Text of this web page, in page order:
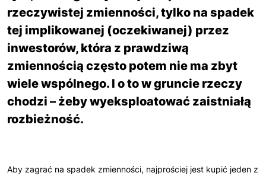
rzeczywistej zmienności, tylko na spadek
tej implikowanej (oczekiwanej) przez
inwestorów, która z prawdziwą
zmiennością często potem nie ma zbyt
wiele wspólnego. I o to w gruncie rzeczy
chodzi – żeby wyeksploatować zaistniałą
rozbieżność.
Aby zagrać na spadek zmienności, najprościej jest kupić jeden z